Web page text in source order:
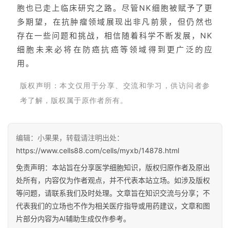
胞也已走上临床研究之路。尽管NK细胞被赋予了更
多期望，在抗肿瘤领域展现出非凡前景，但仍然也
存在一些问题和挑战，相信随着科学不断发展，NK
细胞未来必将在防癌抗癌等领域得到更广泛的应
用。
版权声明：本文仅用于分享、交流和学习，供访问者参
考了解，版权属于原作者所有。
编辑：小果果，转载请注明出处：
https://www.cells88.com/cells/myxb/14878.html
免责声明：本站旨在分享医学细胞知识，版权归原作者及原出
处所有，内容仅为作者观点，并不代表本站立场。如涉及版权
等问题，请联系我们及时处理。文章旨在知识交流与分享；不
代表我们的立场也不作为相关医疗指导或用药建议，文章和图
片部分内容为AI辅助生成仅作参考。